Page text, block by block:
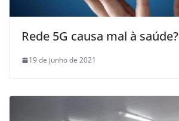
Rede 5G causa mal à saúde?
19 de junho de 2021